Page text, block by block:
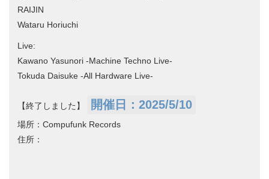
RAIJIN
Wataru Horiuchi
Live:
Kawano Yasunori -Machine Techno Live-
Tokuda Daisuke -All Hardware Live-
【終了しました】 開催日：2025/5/10
場所：Compufunk Records
住所：